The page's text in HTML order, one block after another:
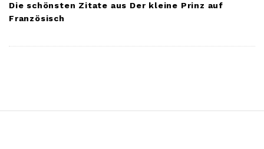
Die schönsten Zitate aus Der kleine Prinz auf
Französisch